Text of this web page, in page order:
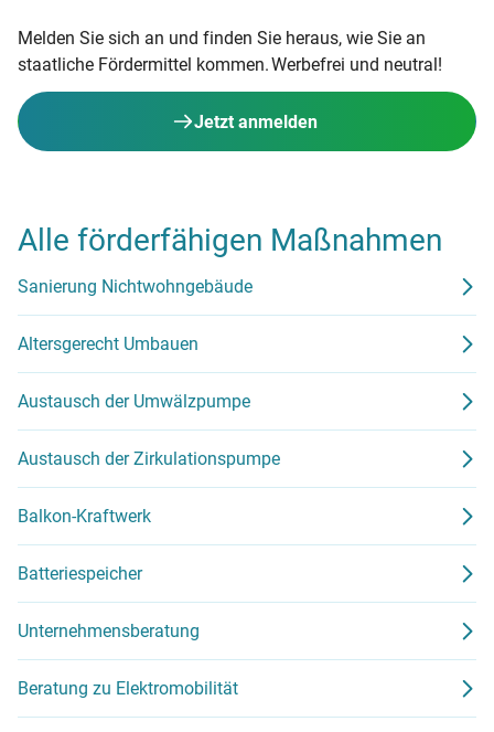
Melden Sie sich an und finden Sie heraus, wie Sie an
staatliche Fördermittel kommen. Werbefrei und neutral!
Jetzt anmelden
Alle förderfähigen Maßnahmen
Sanierung Nichtwohngebäude
Altersgerecht Umbauen
Austausch der Umwälzpumpe
Austausch der Zirkulationspumpe
Balkon-Kraftwerk
Batteriespeicher
Unternehmensberatung
Beratung zu Elektromobilität